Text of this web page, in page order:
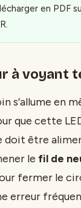
en PDF
à voyant
s’allume en
que cette
être
le fil de
fermer le
erreur